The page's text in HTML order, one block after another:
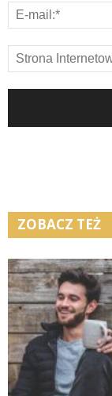
ZOBACZ TEŻ